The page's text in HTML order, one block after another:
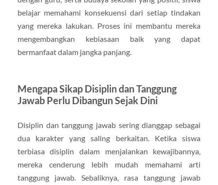
belajar memahami konsekuensi dari setiap tindakan
yang mereka lakukan. Proses ini membantu mereka
mengembangkan kebiasaan baik yang dapat
bermanfaat dalam jangka panjang.
Mengapa Sikap Disiplin dan Tanggung
Jawab Perlu Dibangun Sejak Dini
Disiplin dan tanggung jawab sering dianggap sebagai
dua karakter yang saling berkaitan. Ketika siswa
terbiasa disiplin dalam menjalankan kewajibannya,
mereka cenderung lebih mudah memahami arti
tanggung jawab. Sebaliknya, rasa tanggung jawab